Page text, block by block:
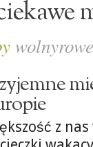
z